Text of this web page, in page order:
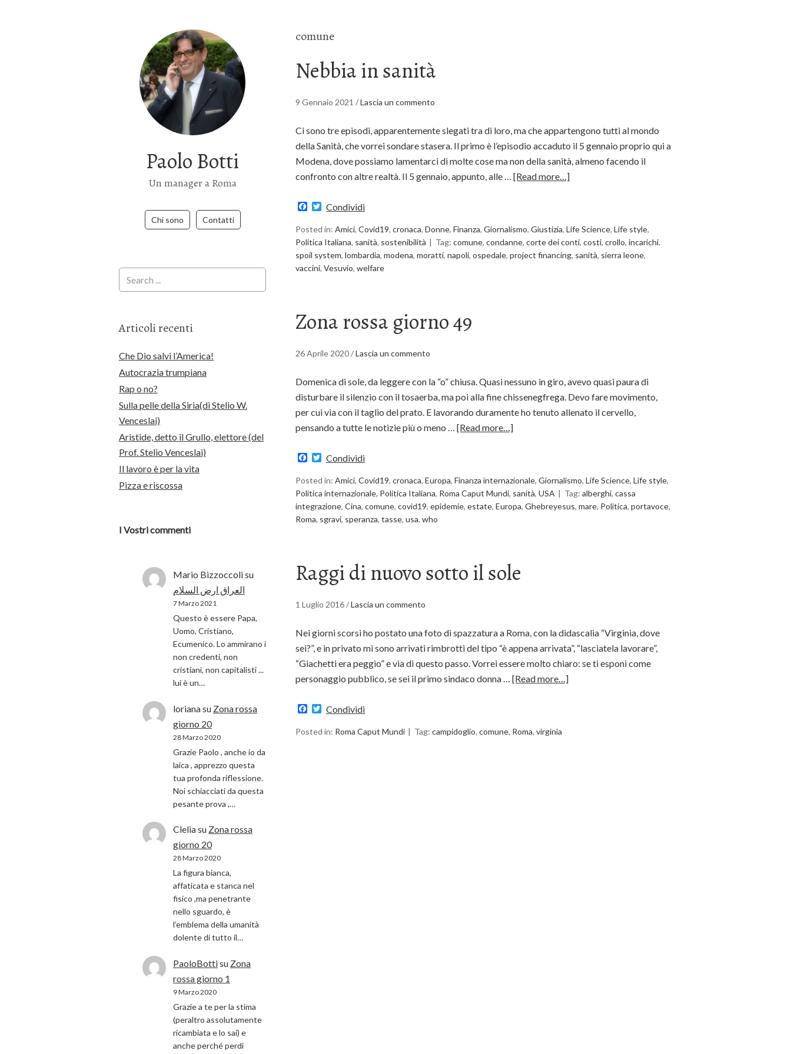
Paolo Botti
Un manager a Roma
Chi sono Contatti
comune
Nebbia in sanità
9 Gennaio 2021 /Lascia un commento
Ci sono tre episodi, apparentemente slegati tra di loro, ma che appartengono tutti al mondo
della Sanità, che vorrei sondare stasera. Il primo è l’episodio accaduto il 5 gennaio proprio qui a
Modena, dove possiamo lamentarci di molte cose ma non della sanità, almeno facendo il
confronto con altre realtà. Il 5 gennaio, appunto, alle … [Read more…]
Facebook
Twitter
Condividi
Posted in: Amici, Covid19, cronaca, Donne, Finanza, Giornalismo, Giustizia, Life Science, Life style,
Politica Italiana, sanità, sostenibilità Tag: comune, condanne, corte dei conti, costi, crollo, incarichi.
spoil system, lombardia, modena, moratti, napoli, ospedale, project financing, sanità, sierra leone,
vaccini, Vesuvio, welfare
Zona rossa giorno 49
26 Aprile 2020/Lascia un commento
Domenica di sole, da leggere con la “o” chiusa. Quasi nessuno in giro, avevo quasi paura di
disturbare il silenzio con il tosaerba, ma poi alla fine chissenegfrega. Devo fare movimento,
per cui via con il taglio del prato. E lavorando duramente ho tenuto allenato il cervello,
pensando a tutte le notizie più o meno … [Read more…]
Facebook
Twitter
Condividi
Posted in: Amici, Covid19, cronaca, Europa, Finanza internazionale, Giornalismo, Life Science, Life style,
Politica internazionale, Politica Italiana, Roma Caput Mundi, sanità, USA Tag: alberghi, cassa
integrazione, Cina, comune, covid19, epidemie, estate, Europa, Ghebreyesus, mare, Politica, portavoce,
Roma, sgravi, speranza, tasse, usa, who
Raggi di nuovo sotto il sole
1 Luglio 2016/Lascia un commento
Nei giorni scorsi ho postato una foto di spazzatura a Roma, con la didascalia “Virginia, dove
sei?”, e in privato mi sono arrivati rimbrotti del tipo “è appena arrivata”, “lasciatela lavorare”,
“Giachetti era peggio” e via di questo passo. Vorrei essere molto chiaro: se ti esponi come
personaggio pubblico, se sei il primo sindaco donna … [Read more…]
Facebook
Twitter
Condividi
Posted in: Roma Caput Mundi Tag: campidoglio, comune, Roma, virginia
Articoli recenti
Che Dio salvi l’America!
Autocrazia trumpiana
Rap o no?
Sulla pelle della Siria(di Stelio W.
Venceslai)
Aristide, detto il Grullo, elettore (del
Prof. Stelio Venceslai)
Il lavoro è per la vita
Pizza e riscossa
I Vostri commenti
Mario Bizzoccolisu
العراق ارض السلام
7 Marzo 2021
Questo è essere Papa,
Uomo, Cristiano,
Ecumenico. Lo ammirano i
non credenti, non
cristiani, non capitalisti ...
lui è un…
lorianasu Zona rossa
giorno 20
28 Marzo 2020
Grazie Paolo , anche io da
laica , apprezzo questa
tua profonda riflessione.
Noi schiacciati da questa
pesante prova ,…
Cleliasu Zona rossa
giorno 20
28 Marzo 2020
La figura bianca,
affaticata e stanca nel
fisico ,ma penetrante
nello sguardo, è
l’emblema della umanità
dolente di tutto il…
PaoloBottisu Zona
rossa giorno 1
9 Marzo 2020
Grazie a te per la stima
(peraltro assolutamente
ricambiata e lo sai) e
anche perché perdi